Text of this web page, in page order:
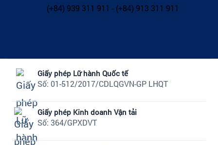
(+84) 939 311 911 - (+84) 913 311 911
Giấy phép Lữ hành Quốc tế
Số: 01-512/2017/CDLQGVN-GP LHQT
Giấy phép Kinh doanh Vận tải
Số: 364/GPXDVT